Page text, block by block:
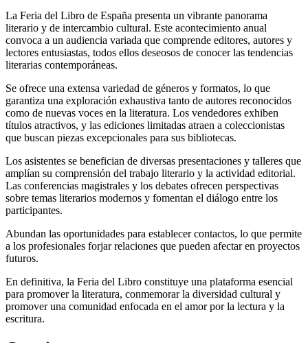
La Feria del Libro de España presenta un vibrante panorama
literario y de intercambio cultural. Este acontecimiento anual
convoca a un audiencia variada que comprende editores, autores y
lectores entusiastas, todos ellos deseosos de conocer las tendencias
literarias contemporáneas.
Se ofrece una extensa variedad de géneros y formatos, lo que
garantiza una exploración exhaustiva tanto de autores reconocidos
como de nuevas voces en la literatura. Los vendedores exhiben
títulos atractivos, y las ediciones limitadas atraen a coleccionistas
que buscan piezas excepcionales para sus bibliotecas.
Los asistentes se benefician de diversas presentaciones y talleres que
amplían su comprensión del trabajo literario y la actividad editorial.
Las conferencias magistrales y los debates ofrecen perspectivas
sobre temas literarios modernos y fomentan el diálogo entre los
participantes.
Abundan las oportunidades para establecer contactos, lo que permite
a los profesionales forjar relaciones que pueden afectar en proyectos
futuros.
En definitiva, la Feria del Libro constituye una plataforma esencial
para promover la literatura, conmemorar la diversidad cultural y
promover una comunidad enfocada en el amor por la lectura y la
escritura.